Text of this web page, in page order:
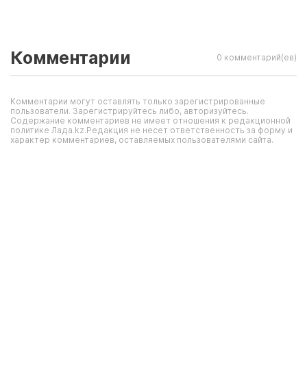
Комментарии 0 комментарий(ев)
Комментарии могут оставлять только зарегистрированные
пользователи. Зарегистрируйтесь либо, авторизуйтесь.
Содержание комментариев не имеет отношения к редакционной
политике Лада.kz.Редакция не несет ответственность за форму и
характер комментариев, оставляемых пользователями сайта.